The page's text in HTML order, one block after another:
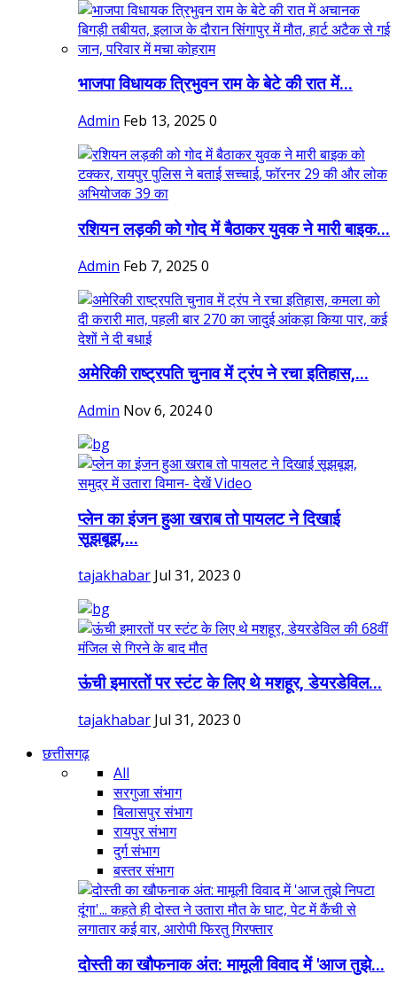
भाजपा विधायक त्रिभुवन राम के बेटे की रात में...
Admin Feb 13, 2025 0
रशियन लड़की को गोद में बैठाकर युवक ने मारी बाइक...
Admin Feb 7, 2025 0
अमेरिकी राष्ट्रपति चुनाव में ट्रंप ने रचा इतिहास,...
Admin Nov 6, 20240
प्लेन का इंजन हुआ खराब तो पायलट ने दिखाई
सूझबूझ,...
tajakhabar Jul 31, 2023 0
ऊंची इमारतों पर स्टंट के लिए थे मशहूर, डेयरडेविल...
tajakhabar Jul 31, 2023 0
छत्तीसगढ़
All
सरगुजा संभाग
बिलासपुर संभाग
रायपुर संभाग
दुर्ग संभाग
बस्तर संभाग
दोस्ती का खौफनाक अंत: मामूली विवाद में 'आज तुझे...